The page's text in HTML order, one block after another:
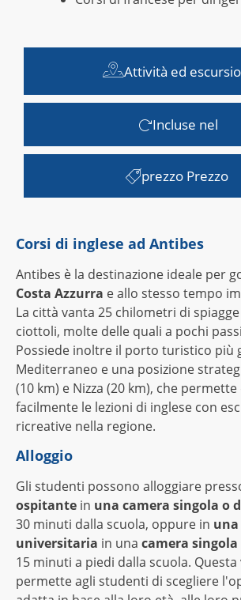
Attività ed
Incluse nel
prezzo Prezzo
Corsi di inglese ad Antibes
Antibes è la destinazione ideale per
Costa Azzurra e allo stesso tempo
La città vanta 25 chilometri di
ciottoli, molte delle quali a pochi
Possiede inoltre il porto turistico più
Mediterraneo e una posizione
(10 km) e Nizza (20 km), che
facilmente le lezioni di inglese con
ricreative nella regione.
Alloggio
Gli studenti possono alloggiare
ospitante in una camera singola o
30 minuti dalla scuola, oppure in una
universitaria in una camera singola
15 minuti a piedi dalla scuola. Questa
permette agli studenti di scegliere